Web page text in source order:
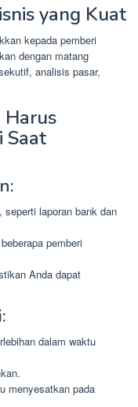
yang Kuat
kepada pemberi
dengan matang
analisis pasar,
Harus
Saat
seperti laporan bank dan
pemberi
Anda dapat
dalam waktu
menyesatkan pada